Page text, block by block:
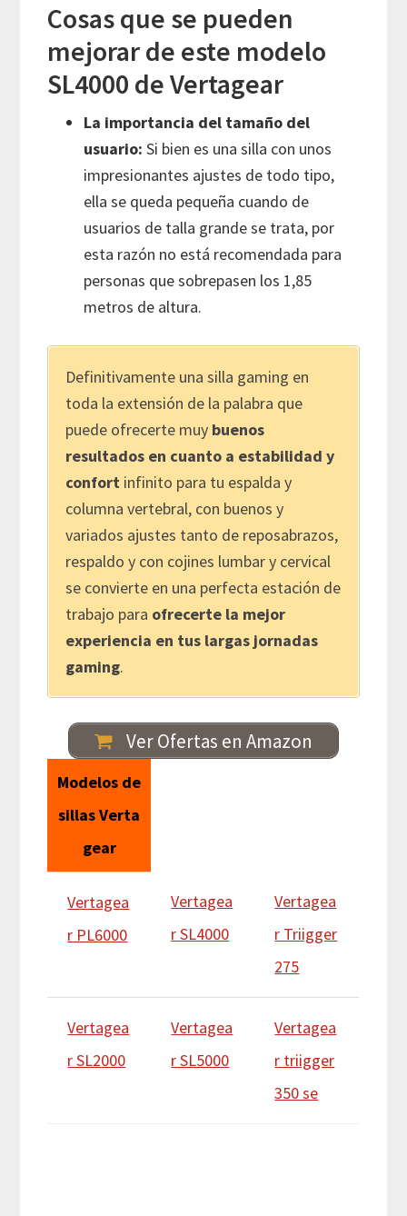
Cosas que se pueden
mejorar de este modelo
SL4000 de Vertagear
La importancia del tamaño del
usuario:Si bien es una silla con unos
impresionantes ajustes de todo tipo,
ella se queda pequeña cuando de
usuarios de talla grande se trata, por
esta razón no está recomendada para
personas que sobrepasen los 1,85
metros de altura.
Definitivamente una silla gaming en
toda la extensión de la palabra que
puede ofrecerte muy buenos
resultados en cuanto a estabilidad y
confort infinito para tu espalda y
columna vertebral, con buenos y
variados ajustes tanto de reposabrazos,
respaldo y con cojines lumbar y cervical
se convierte en una perfecta estación de
trabajo para ofrecerte la mejor
experiencia en tus largas jornadas
gaming.
Ver Ofertas en Amazon
Modelos de
sillas Verta
gear
Vertagea
r PL6000
Vertagea
r SL4000
Vertagea
r Triigger
275
Vertagea
r SL2000
Vertagea
r SL5000
Vertagea
r triigger
350 se